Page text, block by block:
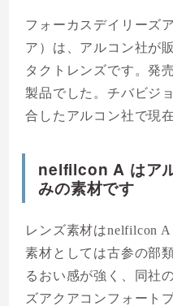
フォーカスデイリーズ
ア）は、アルコン社が
タクトレンズです。発
製品でした。チバビジ
合したアルコン社で現
nelfilcon A はア
みの素材です
レンズ素材はnelfilcon
素材としては古参の部
るおい感が強く、同社
ズアクアコンフォート